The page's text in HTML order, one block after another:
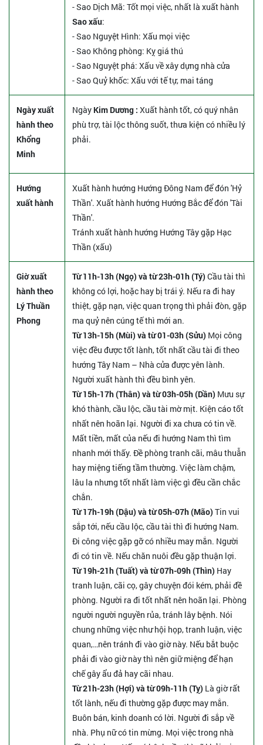
- Sao Dịch Mã: Tốt mọi việc, nhất là xuất hành
Sao xấu:
- Sao Nguyệt Hình: Xấu mọi việc
- Sao Không phòng: Kỵ giá thú
- Sao Nguyệt phá: Xấu về xây dựng nhà cửa
- Sao Quỷ khốc: Xấu với tế tự, mai táng
Ngày xuất
hành theo
Khổng
Minh
Ngày Kim Dương : Xuất hành tốt, có quý nhân
phù trợ, tài lộc thông suốt, thưa kiện có nhiều lý
phải.
Hướng
xuất hành
Xuất hành hướng Hướng Đông Nam để đón 'Hỷ
Thần'. Xuất hành hướng Hướng Bắc để đón 'Tài
Thần'.
Tránh xuất hành hướng Hướng Tây gặp Hạc
Thần (xấu)
Giờ xuất
hành theo
Lý Thuần
Phong
Từ 11h-13h (Ngọ) và từ 23h-01h (Tý) Cầu tài thì
không có lợi, hoặc hay bị trái ý. Nếu ra đi hay
thiệt, gặp nạn, việc quan trọng thì phải đòn, gặp
ma quỷ nên cúng tế thì mới an.
Từ 13h-15h (Mùi) và từ 01-03h (Sửu) Mọi công
việc đều được tốt lành, tốt nhất cầu tài đi theo
hướng Tây Nam – Nhà cửa được yên lành.
Người xuất hành thì đều bình yên.
Từ 15h-17h (Thân) và từ 03h-05h (Dần) Mưu sự
khó thành, cầu lộc, cầu tài mờ mịt. Kiện cáo tốt
nhất nên hoãn lại. Người đi xa chưa có tin về.
Mất tiền, mất của nếu đi hướng Nam thì tìm
nhanh mới thấy. Đề phòng tranh cãi, mâu thuẫn
hay miệng tiếng tầm thường. Việc làm chậm,
lâu la nhưng tốt nhất làm việc gì đều cần chắc
chắn.
Từ 17h-19h (Dậu) và từ 05h-07h (Mão) Tin vui
sắp tới, nếu cầu lộc, cầu tài thì đi hướng Nam.
Đi công việc gặp gỡ có nhiều may mắn. Người
đi có tin về. Nếu chăn nuôi đều gặp thuận lợi.
Từ 19h-21h (Tuất) và từ 07h-09h (Thìn) Hay
tranh luận, cãi cọ, gây chuyện đói kém, phải đề
phòng. Người ra đi tốt nhất nên hoãn lại. Phòng
người người nguyền rủa, tránh lây bệnh. Nói
chung những việc như hội họp, tranh luận, việc
quan,…nên tránh đi vào giờ này. Nếu bắt buộc
phải đi vào giờ này thì nên giữ miệng để hạn
chế gây ẩu đả hay cãi nhau.
Từ 21h-23h (Hợi) và từ 09h-11h (Tỵ) Là giờ rất
tốt lành, nếu đi thường gặp được may mắn.
Buôn bán, kinh doanh có lời. Người đi sắp về
nhà. Phụ nữ có tin mừng. Mọi việc trong nhà